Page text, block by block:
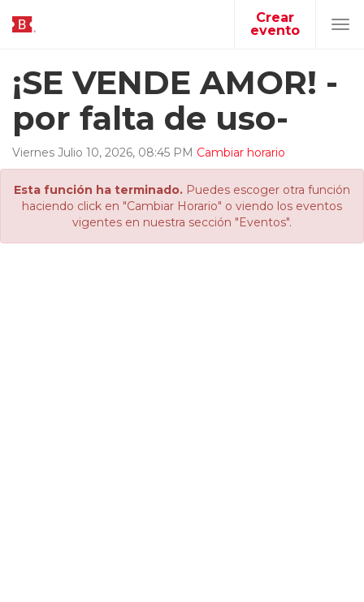
Crear
evento
¡SE VENDE AMOR! -
por falta de uso-
Viernes Julio 10, 2026, 08:45 PM Cambiar horario
Esta función ha terminado. Puedes escoger otra función
haciendo click en "Cambiar Horario" o viendo los eventos
vigentes en nuestra sección "Eventos".